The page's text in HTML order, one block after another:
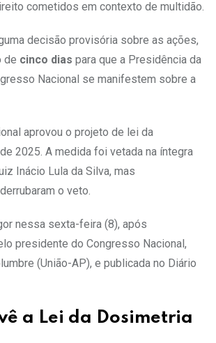
cometidos em contexto de multidão.
decisão provisória sobre as ações,
de cinco dias para que a Presidência da
Nacional se manifestem sobre a
aprovou o projeto de lei da
2025. A medida foi vetada na íntegra
Inácio Lula da Silva, mas
o veto.
nessa sexta-feira (8), após
presidente do Congresso Nacional,
(União-AP), e publicada no Diário
a Lei da Dosimetria